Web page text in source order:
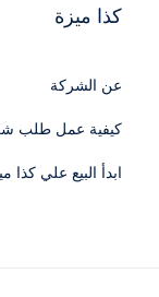
كذا ميزة
عن الشركة
كيفية عمل طلب
ابدأ البيع علي كذا